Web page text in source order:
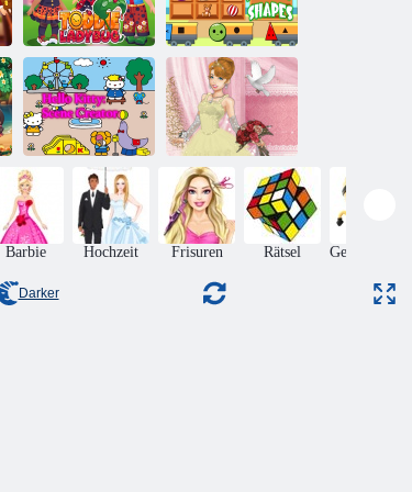
Toddie ladybug
Paare Formen
aufbauen
Hallo Kitty:
Szenenschöpfer
Hochzeitslilie 2
Barbie Hochzeit Frisuren Rätsel
Darker